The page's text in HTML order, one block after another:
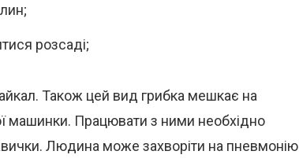
розсаді;
Також цей вид грибка мешкає на
машинки. Працювати з ними необхідно
Людина може захворіти на пневмонію